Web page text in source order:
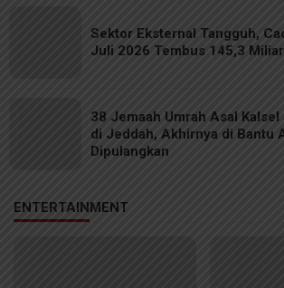
Sektor Eksternal Tangguh,
Juli 2026 Tembus 145,3
38 Jemaah Umrah Asal
di Jeddah, Akhirnya di Bantu
Dipulangkan
ENTERTAINMENT